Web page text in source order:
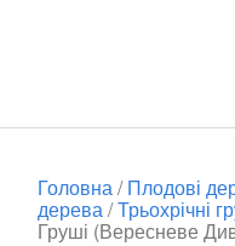
Головна/Плодові
дерева/Трьохрічні
Груші (Вересневе